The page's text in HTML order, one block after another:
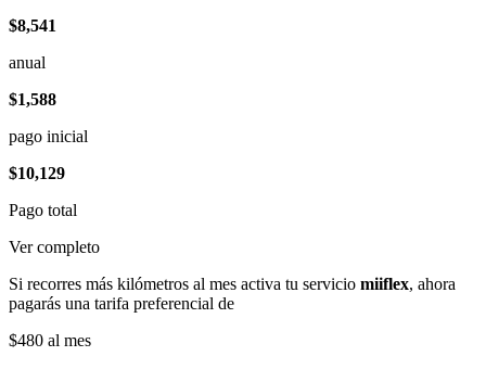
$8,541
anual
$1,588
pago inicial
$10,129
Pago total
Ver completo
Si recorres más kilómetros al mes activa tu servicio miiflex, ahora
pagarás una tarifa preferencial de
$480 al mes